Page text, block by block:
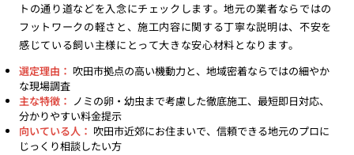
トの通り道などを入念にチェックします。地元の業者ならではの
フットワークの軽さと、施工内容に関する丁寧な説明は、不安を
感じている飼い主様にとって大きな安心材料となります。
選定理由： 吹田市拠点の高い機動力と、地域密着ならではの細やか
な現場調査
主な特徴： ノミの卵・幼虫まで考慮した徹底施工、最短即日対応、
分かりやすい料金提示
向いている人： 吹田市近郊にお住まいで、信頼できる地元のプロに
じっくり相談したい方